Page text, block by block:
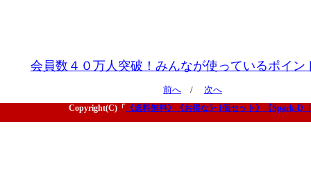
会員数４０万人突破！みんなが使っているポイン
前へ / 次へ
Copyright(C)「 《送料無料》《お得な5+1個セット》【Spark-